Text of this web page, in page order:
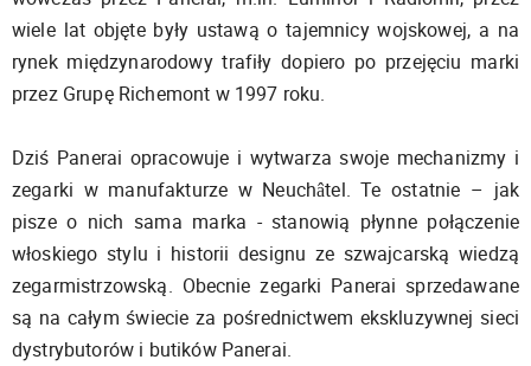
wiele lat objęte były ustawą o tajemnicy wojskowej, a na
rynek międzynarodowy trafiły dopiero po przejęciu marki
przez Grupę Richemont w 1997 roku.
Dziś Panerai opracowuje i wytwarza swoje mechanizmy i
zegarki w manufakturze w Neuchâtel. Te ostatnie – jak
pisze o nich sama marka - stanowią płynne połączenie
włoskiego stylu i historii designu ze szwajcarską wiedzą
zegarmistrzowską. Obecnie zegarki Panerai sprzedawane
są na całym świecie za pośrednictwem ekskluzywnej sieci
dystrybutorów i butików Panerai.